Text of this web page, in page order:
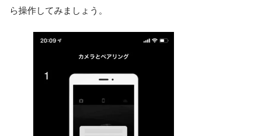
ら操作してみましょう。